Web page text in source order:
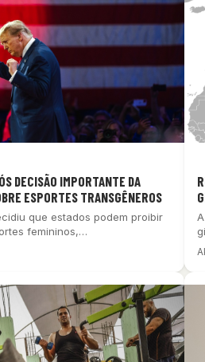
DECISÃO IMPORTANTE DA
ESPORTES TRANSGÊNEROS
que estados podem proibir
femininos,…